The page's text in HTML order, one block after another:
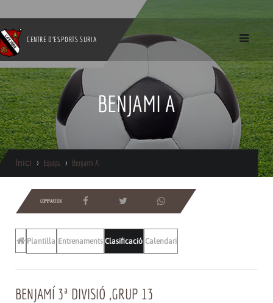
CENTRE D'ESPORTS SURIA
BENJAMI A
Inici Equips Benjami A
COMPARTEIX
Plantilla Entrenaments Clasificació Calendari
BENJAMÍ 3ª DIVISIÓ ,GRUP 13